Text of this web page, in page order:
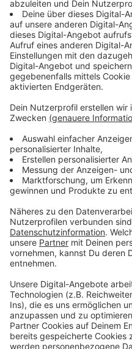
Der Gewerbepark soll
Jahres fertig werden.
Veröffentlicht: Freitag,
Anzeige
©Aconlog
Die Visualisierung zeigt
Projektentwicklung
Fertigstellung der
Aconlog-Design befindet
Gebäude schließt direkt
erworbene, hintere
Nutzfläche an. Auf der
für Continental errichtete
Photovoltaik-Anlagen
Anzeige